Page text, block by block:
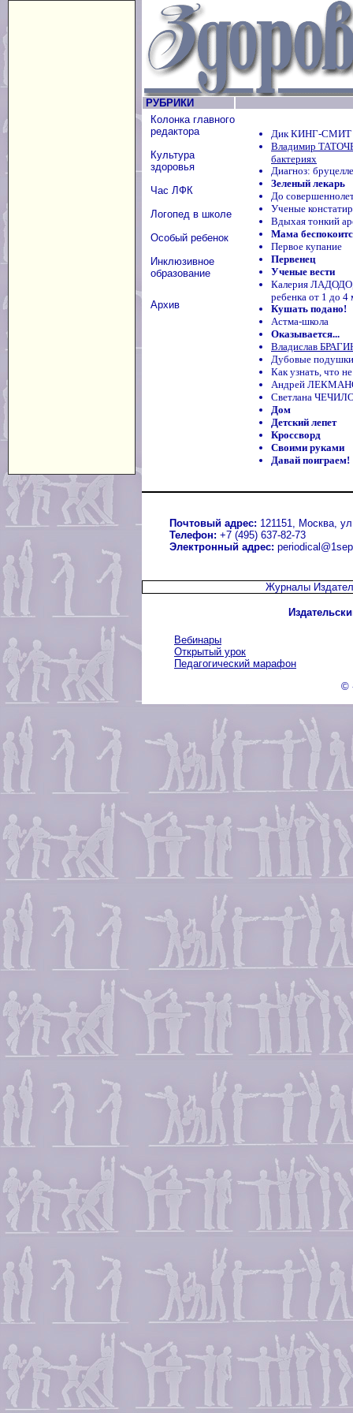
РУБРИКИ
Колонка главного
редактора
Культура
здоровья
Час ЛФК
Логопед в школе
Особый ребенок
Инклюзивное
образование
Архив
Дик КИНГ-СМИТ
Владимир
бактериях
Диагноз:
Зеленый лекарь
До
Ученые
Вдыхая тонкий
Мама
Первое купание
Первенец
Ученые вести
Калерия
ребенка от 1 до 4
Кушать подано!
Астма-школа
Оказывается...
Владислав
Дубовые подушки
Как узнать, что
Андрей
Светлана
Дом
Детский лепет
Кроссворд
Своими руками
Давай поиграем!
Почтовый адрес: 121151, Москва,
Телефон: +7 (495) 637-82-73
Электронный адрес:
Журналы
Вебинары
Открытый урок
Педагогический марафон
©